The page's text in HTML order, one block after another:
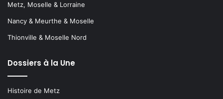
Metz, Moselle & Lorraine
Nancy & Meurthe & Moselle
Thionville & Moselle Nord
Dossiers à la Une
Histoire de Metz